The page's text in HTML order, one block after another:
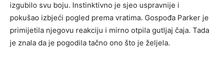
izgubilo svu boju. Instinktivno je sjeo uspravnije i
pokušao izbjeći pogled prema vratima. Gospođa Parker je
primijetila njegovu reakciju i mirno otpila gutljaj čaja. Tada
je znala da je pogodila tačno ono što je željela.